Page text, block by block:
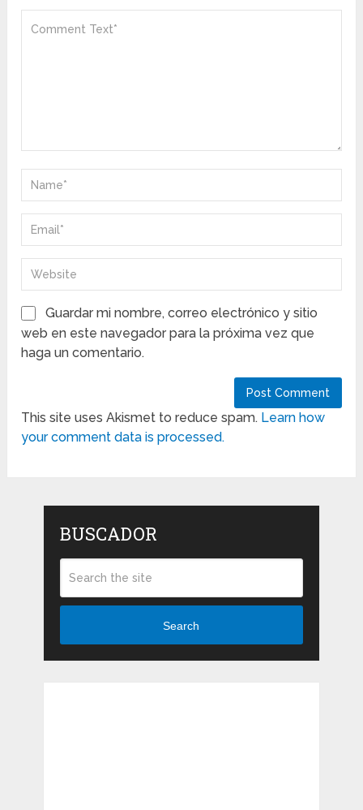
Guardar mi nombre, correo electrónico y sitio
web en este navegador para la próxima vez que
haga un comentario.
This site uses Akismet to reduce spam. Learn how
your comment data is processed.
BUSCADOR
Search